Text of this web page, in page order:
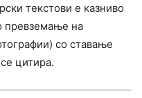
текстови е казниво
превземање на
со ставање
цитира.